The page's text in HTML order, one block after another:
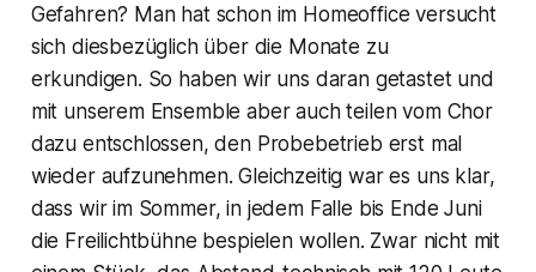
Gefahren? Man hat schon im Homeoffice versucht
sich diesbezüglich über die Monate zu
erkundigen. So haben wir uns daran getastet und
mit unserem Ensemble aber auch teilen vom Chor
dazu entschlossen, den Probebetrieb erst mal
wieder aufzunehmen. Gleichzeitig war es uns klar,
dass wir im Sommer, in jedem Falle bis Ende Juni
die Freilichtbühne bespielen wollen. Zwar nicht mit